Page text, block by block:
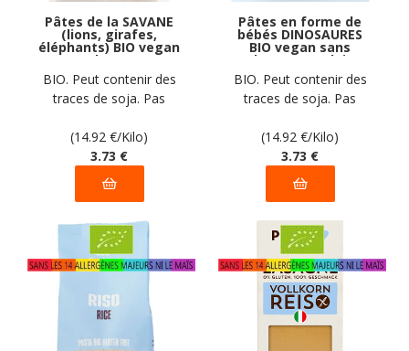
Pâtes de la SAVANE
(lions, girafes,
éléphants) BIO vegan
sans gluten, sans
lait, sans oeufs, sans
coque, sans arachide
Pasta Natura : 250g
BIO. Peut contenir des
traces de soja. Pas
déclarées par le
fabricant
(14.92 €/Kilo)
3.73 €
Pâtes en forme de
bébés DINOSAURES
BIO vegan sans
gluten, sans lait,
sans oeufs, sans
coque, sans arachide
Pasta Natura : 250g
BIO. Peut contenir des
traces de soja. Pas
déclarées par le
fabricant
(14.92 €/Kilo)
3.73 €